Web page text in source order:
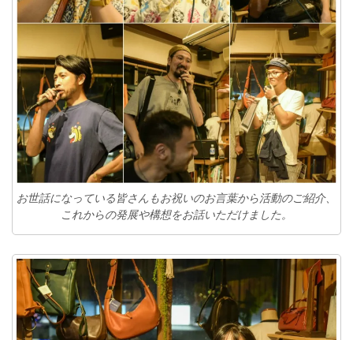
お世話になっている皆さんもお祝いのお言葉から活動のご紹介、
これからの発展や構想をお話いただけました。